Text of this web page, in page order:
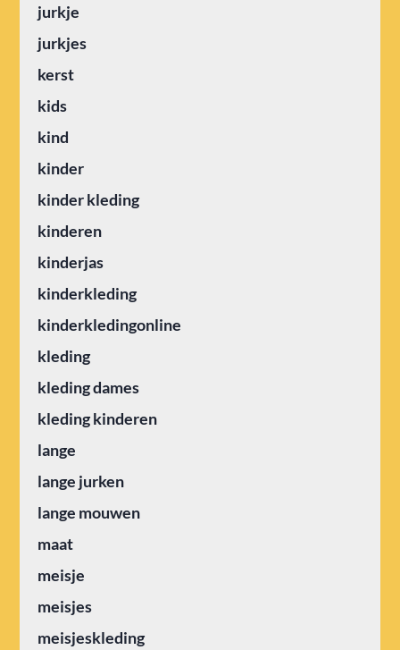
jurkje
jurkjes
kerst
kids
kind
kinder
kinder kleding
kinderen
kinderjas
kinderkleding
kinderkledingonline
kleding
kleding dames
kleding kinderen
lange
lange jurken
lange mouwen
maat
meisje
meisjes
meisjeskleding